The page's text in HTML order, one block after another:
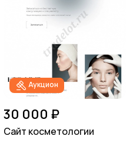
Аукцион
30 000 ₽
Сайт косметологии